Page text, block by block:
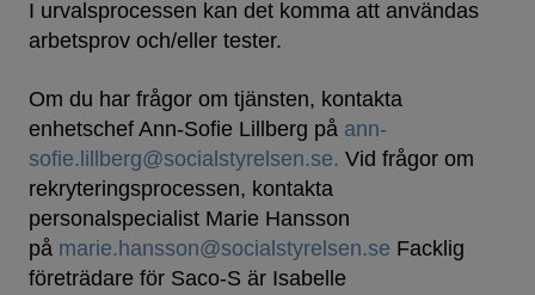
I urvalsprocessen kan det komma att användas
arbetsprov och/eller tester.
Om du har frågor om tjänsten, kontakta
enhetschef Ann-Sofie Lillberg på ann-
sofie.lillberg@socialstyrelsen.se. Vid frågor om
rekryteringsprocessen, kontakta
personalspecialist Marie Hansson
på marie.hansson@socialstyrelsen.se Facklig
företrädare för Saco-S är Isabelle